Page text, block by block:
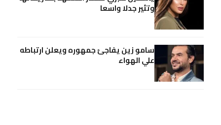
وتثير جدلا واسعا
سامو زين يفاجئ جمهوره ويعلن ارتباطه
علي الهواء